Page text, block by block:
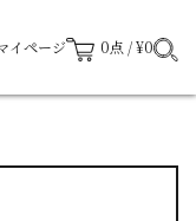
イページ 0点 / ¥0